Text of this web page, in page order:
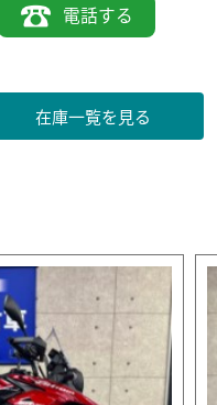
電話する
在庫一覧を見る